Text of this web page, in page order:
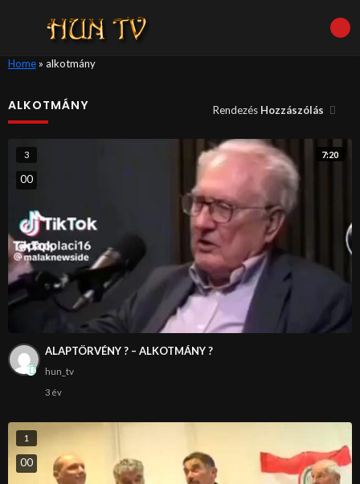
Home» alkotmány
ALKOTMÁNY Rendezés Hozzászólás
7:20
3
00
ALAPTÖRVÉNY ? – ALKOTMÁNY ?
hun_tv
3 év
1
00